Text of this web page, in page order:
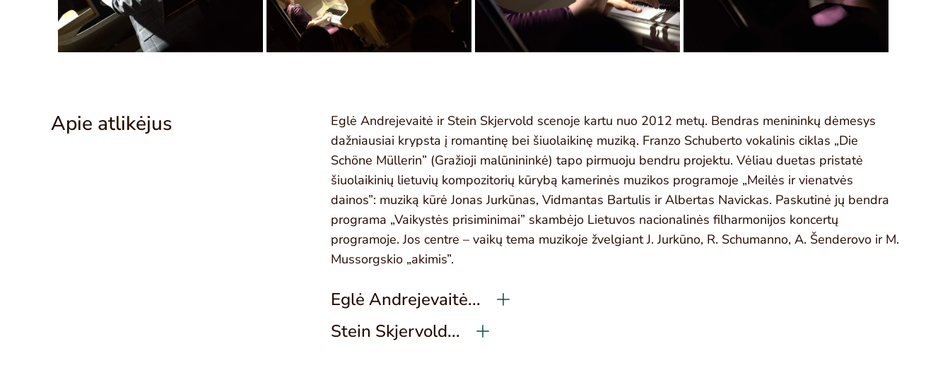
Apie atlikėjus
Eglė Andrejevaitė ir Stein Skjervold scenoje kartu nuo 2012 metų. Bendras menininkų dėmesys
dažniausiai krypsta į romantinę bei šiuolaikinę muziką. Franzo Schuberto vokalinis ciklas „Die
Schöne Müllerin” (Gražioji malūnininkė) tapo pirmuoju bendru projektu. Vėliau duetas pristatė
šiuolaikinių lietuvių kompozitorių kūrybą kamerinės muzikos programoje „Meilės ir vienatvės
dainos”: muziką kūrė Jonas Jurkūnas, Vidmantas Bartulis ir Albertas Navickas. Paskutinė jų bendra
programa „Vaikystės prisiminimai” skambėjo Lietuvos nacionalinės filharmonijos koncertų
programoje. Jos centre – vaikų tema muzikoje žvelgiant J. Jurkūno, R. Schumanno, A. Šenderovo ir M.
Mussorgskio „akimis”.
Eglė Andrejevaitė...
Stein Skjervold...